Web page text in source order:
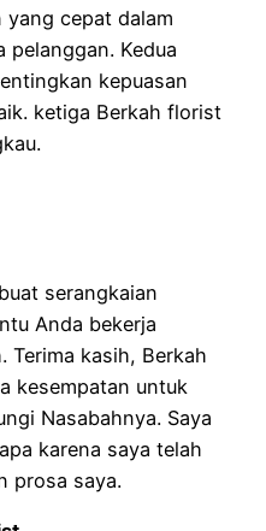
yang cepat dalam
pelanggan. Kedua
kepuasan
ketiga Berkah florist
serangkaian
Anda bekerja
​​Terima kasih, Berkah
kesempatan untuk
Nasabahnya. Saya
karena saya telah
prosa saya.